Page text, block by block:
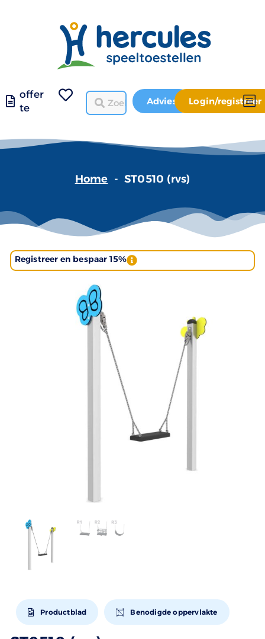
offer
te
Advies Login/registreer
Home - ST0510 (rvs)
Registreer en bespaar 15%
Productblad Benodigde oppervlakte